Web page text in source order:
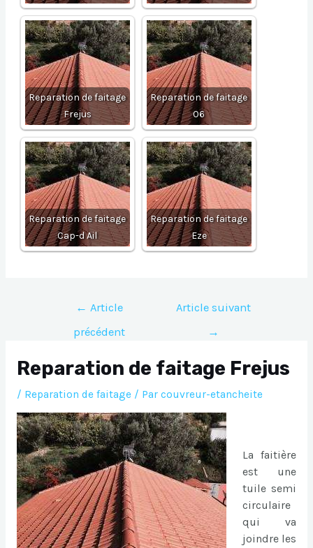
Reparation de faitage
Frejus
Reparation de faitage
06
Reparation de faitage
Cap-d Ail
Reparation de faitage
Eze
Navigation
l’article
← Article
précédent
Article suivant
→
Reparation de faitage Frejus
/ Reparation de faitage/ Par couvreur-etancheite
La faitière
est une
tuile semi
circulaire
qui va
joindre les